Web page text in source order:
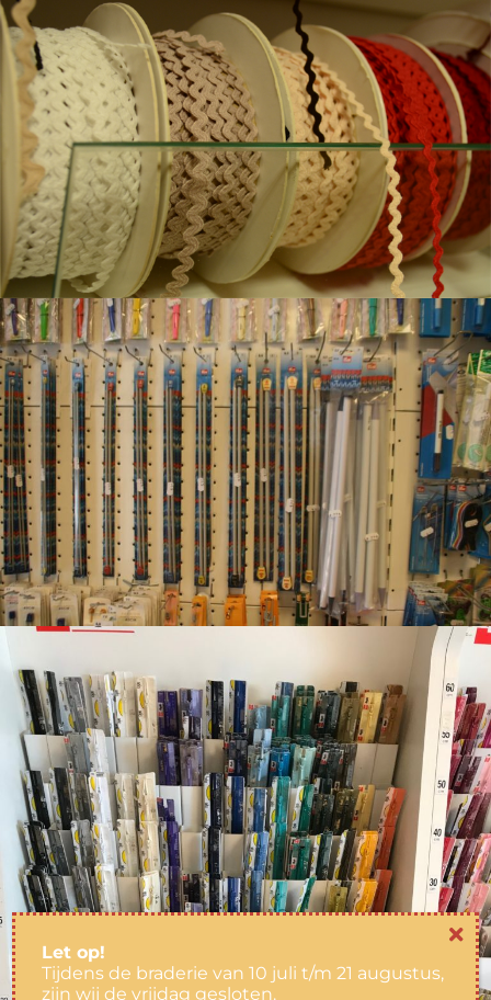
Let op!
Tijdens de braderie van 10 juli t/m 21 augustus,
zijn wij de vrijdag gesloten.